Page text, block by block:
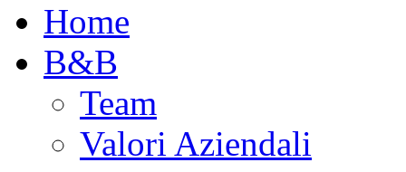
Home
B&B
Team
Valori Aziendali